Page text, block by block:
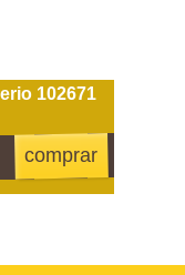
102671
comprar